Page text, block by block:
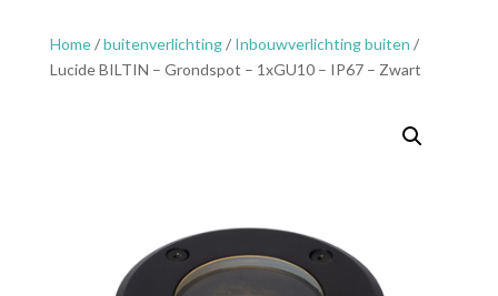
Home/buitenverlichting/ Inbouwverlichting buiten /
Lucide BILTIN – Grondspot – 1xGU10 – IP67 – Zwart